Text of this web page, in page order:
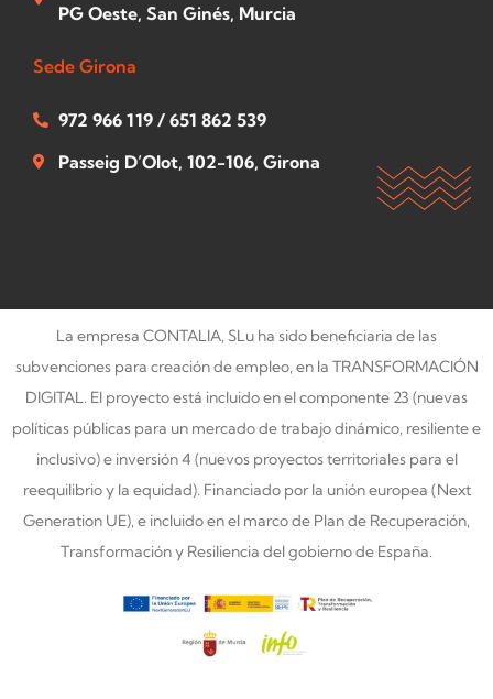
PG Oeste, San Ginés, Murcia
Sede Girona
972 966 119 / 651 862 539
Passeig D’Olot, 102-106, Girona
La empresa CONTALIA, SLu ha sido beneficiaria de las
subvenciones para creación de empleo, en la TRANSFORMACIÓN
DIGITAL. El proyecto está incluido en el componente 23 (nuevas
políticas públicas para un mercado de trabajo dinámico, resiliente e
inclusivo) e inversión 4 (nuevos proyectos territoriales para el
reequilibrio y la equidad). Financiado por la unión europea (Next
Generation UE), e incluido en el marco de Plan de Recuperación,
Transformación y Resiliencia del gobierno de España.